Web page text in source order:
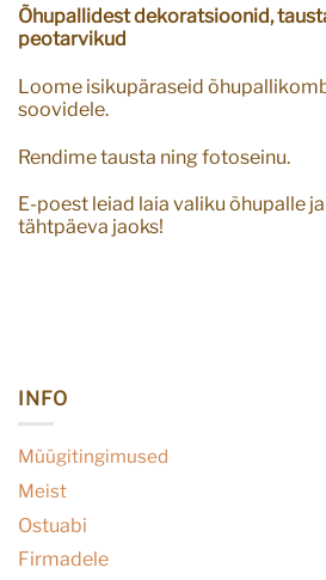
Õhupallidest dekoratsioonid,
peotarvikud
Loome isikupäraseid
soovidele.
Rendime tausta ning fotoseinu.
E-poest leiad laia valiku õhupalle
tähtpäeva jaoks!
INFO
Müügitingimused
Meist
Ostuabi
Firmadele